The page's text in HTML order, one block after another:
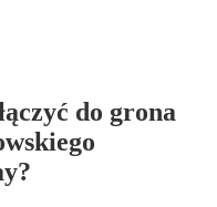
do grona